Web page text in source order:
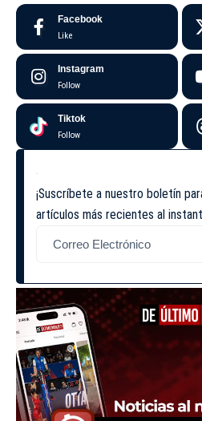
Facebook
Like
Instagram
Follow
Tiktok
Follow
¡Suscríbete a nuestro boletín
artículos más recientes al